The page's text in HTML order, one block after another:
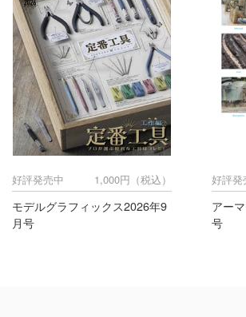
1,000円（税込）
好評発売中
モデルグラフィックス2026年9
月号
好評発
アー
号